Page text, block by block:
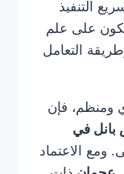
التنفيذ
يكون على علم
التعامل
ومنظم، فإن
بانل في
ومع الاعتماد